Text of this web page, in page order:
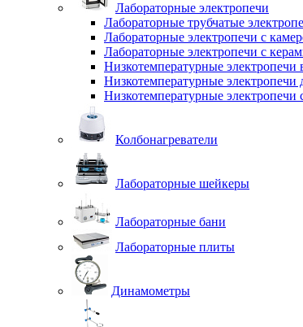
Лабораторные электропечи
Лабораторные трубчатые
Лабораторные электропечи с
Лабораторные электропечи с
Низкотемпературные электропечи
Низкотемпературные электропечи
Низкотемпературные электропечи
Колбонагреватели
Лабораторные шейкеры
Лабораторные бани
Лабораторные плиты
Динамометры